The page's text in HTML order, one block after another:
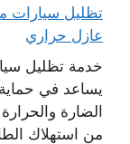
عازل حراري
خدمة تظليل
يساعد في
الضارة والحرارة
من استهلاك